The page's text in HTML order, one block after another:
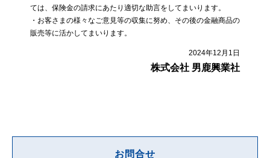
ては、保険金の請求にあたり適切な助言をしてまいります。
・お客さまの様々なご意見等の収集に努め、その後の金融商品の
販売等に活かしてまいります。
2024年12月1日
株式会社 男鹿興業社
お問合せ